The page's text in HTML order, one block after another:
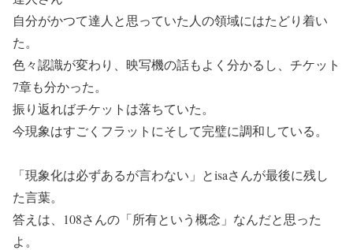
自分がかつて達人と思っていた人の領域にはたどり着い
た。
色々認識が変わり、映写機の話もよく分かるし、チケット
7章も分かった。
振り返ればチケットは落ちていた。
今現象はすごくフラットにそして完璧に調和している。
「現象化は必ずあるが言わない」とisaさんが最後に残し
た言葉。
答えは、108さんの「所有という概念」なんだと思った
よ。